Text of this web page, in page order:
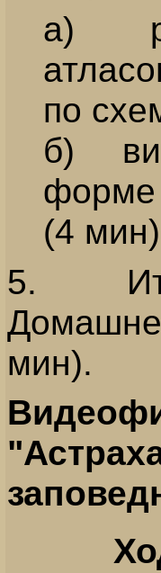
а)
по
б)
(4
5.
мин).